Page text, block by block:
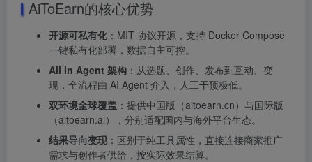
AiToEarn的核心优势
开源可私有化 ：MIT 协议开源，支持 Docker Compose
一键私有化部署，数据自主可控。
All In Agent 架构 ：从选题、创作、发布到互动、变
现，全流程由 AI Agent 介入，人工干预极低。
双环境全球覆盖 ：提供中国版（aitoearn.cn）与国际版
（aitoearn.ai），分别适配国内与海外平台生态。
结果导向变现 ：区别于纯工具属性，直接连接商家推广
需求与创作者供给，按实际效果结算。